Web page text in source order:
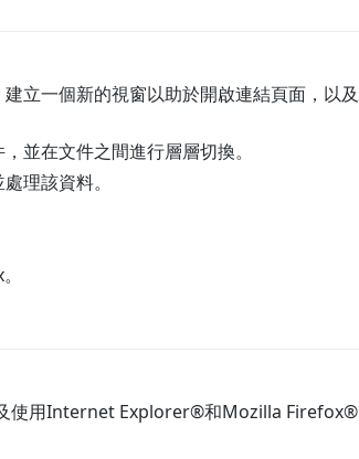
立一個新的視窗以助於開啟連結頁面，以
並在文件之間進行層層切換。
理該資料。
使用Internet Explorer®和Mozilla